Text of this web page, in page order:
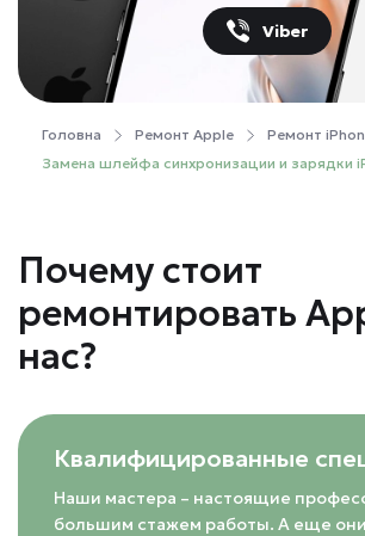
Viber
Головна Ремонт Apple
Ремонт
Замена шлейфа синхронизации и зарядки
Почему стоит
ремонтировать
нас?
Квалифицированные
Наши мастера – настоящие
большим стажем работы. А еще